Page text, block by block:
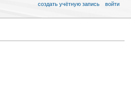
создать учётную запись войти